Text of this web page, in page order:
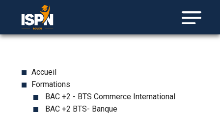
Accueil
Formations
BAC +2 - BTS Commerce International
BAC +2 BTS- Banque